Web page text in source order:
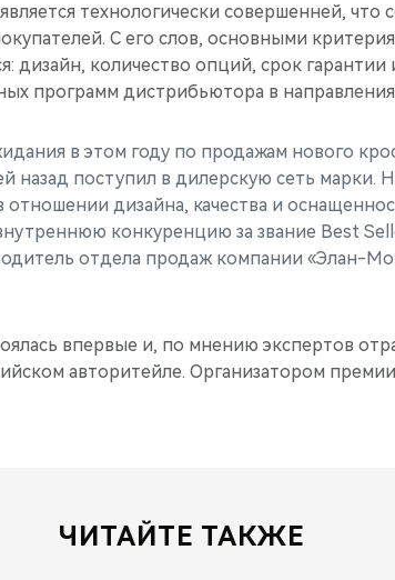
технологически совершенней, что
С его слов, основными
дизайн, количество опций, срок гарантии
программ дистрибьютора в
в этом году по продажам нового
назад поступил в дилерскую сеть марки.
дизайна, качества и
конкуренцию за звание Best
отдела продаж компании «Элан-
впервые и, по мнению экспертов
авторитейле. Организатором
ЧИТАЙТЕ ТАКЖЕ